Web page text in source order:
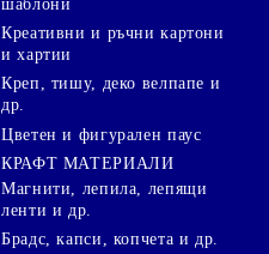
шаблони
Креативни и ръчни картони
и хартии
Креп, тишу, деко велпапе и
др.
Цветен и фигурален паус
КРАФТ МАТЕРИАЛИ
Магнити, лепила, лепящи
ленти и др.
Брадс, капси, копчета и др.